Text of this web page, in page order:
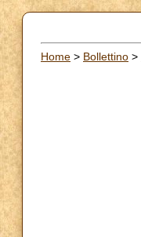
Home > Bollettino >